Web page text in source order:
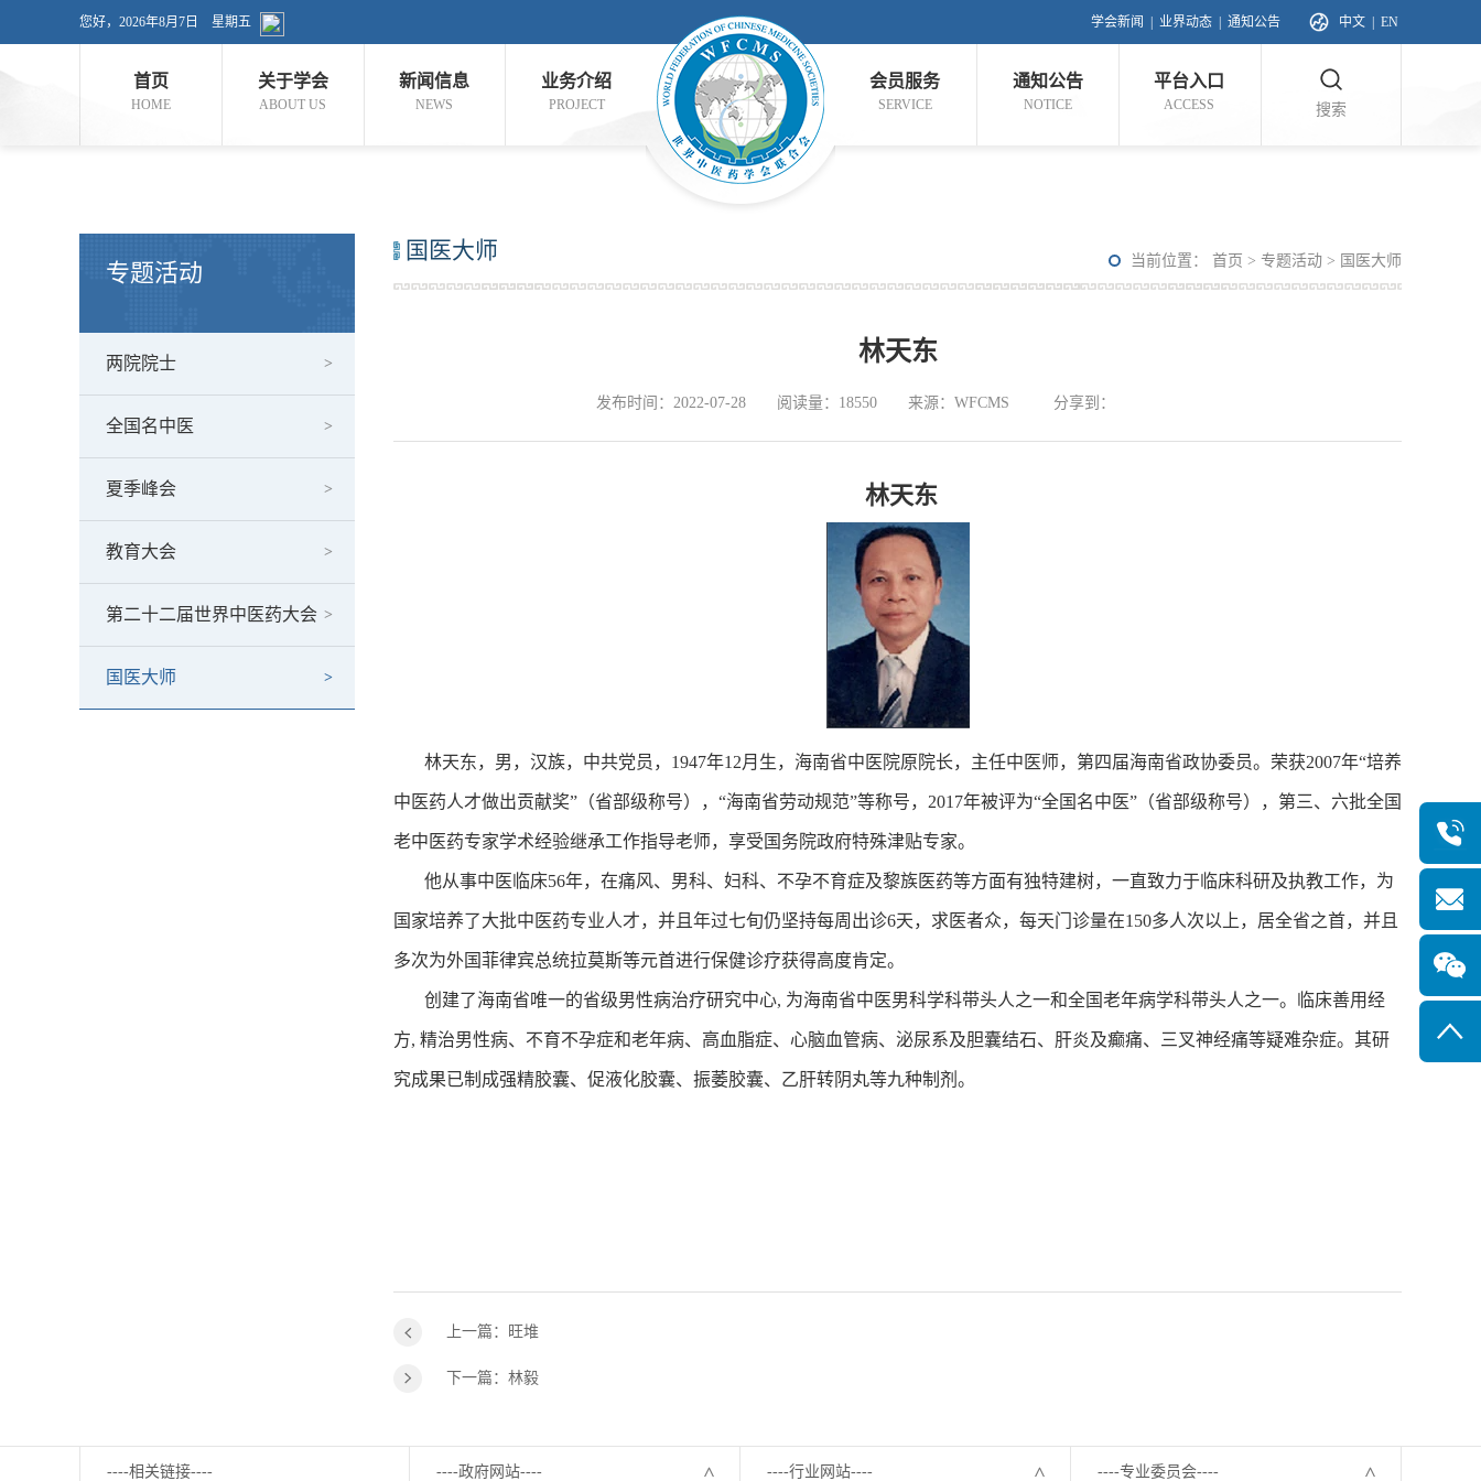
您好， 2026年8月7日 星期五 学会新闻 业界动态 通知公告 中文 EN
首页
HOME
关于学会
ABOUT US
新闻信息
NEWS
业务介绍
PROJECT
会员服务
SERVICE
通知公告
NOTICE
平台入口
ACCESS 搜索
专题活动
两院院士
全国名中医
夏季峰会
教育大会
第二十二届世界中医药大会
国医大师
国医大师 当前位置： 首页 > 专题活动 > 国医大师
林天东
发布时间：2022-07-28 阅读量：18550 来源：WFCMS 分享到：
林天东
林天东，男，汉族，中共党员，1947年12月生，海南省中医院原院长，主任中医师，第四届海南省政协委员。荣获2007年“培养
中医药人才做出贡献奖”（省部级称号），“海南省劳动规范”等称号，2017年被评为“全国名中医”（省部级称号），第三、六批全国
老中医药专家学术经验继承工作指导老师，享受国务院政府特殊津贴专家。
他从事中医临床56年，在痛风、男科、妇科、不孕不育症及黎族医药等方面有独特建树，一直致力于临床科研及执教工作，为
国家培养了大批中医药专业人才，并且年过七旬仍坚持每周出诊6天，求医者众，每天门诊量在150多人次以上，居全省之首，并且
多次为外国菲律宾总统拉莫斯等元首进行保健诊疗获得高度肯定。
创建了海南省唯一的省级男性病治疗研究中心, 为海南省中医男科学科带头人之一和全国老年病学科带头人之一。临床善用经
方, 精治男性病、不育不孕症和老年病、高血脂症、心脑血管病、泌尿系及胆囊结石、肝炎及癫痛、三叉神经痛等疑难杂症。其研
究成果已制成强精胶囊、促液化胶囊、振萎胶囊、乙肝转阴丸等九种制剂。
上一篇：旺堆
下一篇：林毅
----相关链接---- ----政府网站---- ----行业网站---- ----专业委员会----